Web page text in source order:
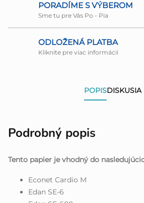
PORADÍME S VÝBEROM
Sme tu pre Vás Po - Pia
ODLOŽENÁ PLATBA
Kliknite pre viac informácií
POPISDISKUSIA
Podrobný popis
Tento papier je vhodný do
Econet Cardio M
Edan SE-6